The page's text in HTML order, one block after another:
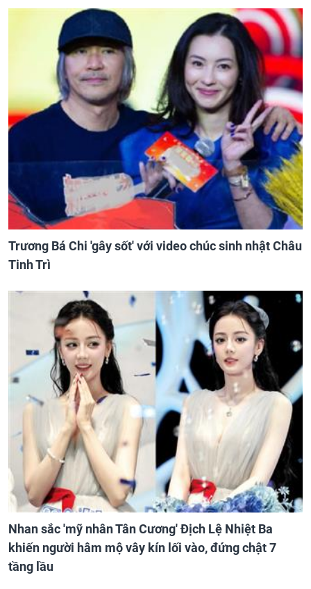
Trương Bá Chi 'gây sốt' với video chúc sinh nhật Châu
Tinh Trì
Nhan sắc 'mỹ nhân Tân Cương' Địch Lệ Nhiệt Ba
khiến người hâm mộ vây kín lối vào, đứng chật 7
tầng lầu